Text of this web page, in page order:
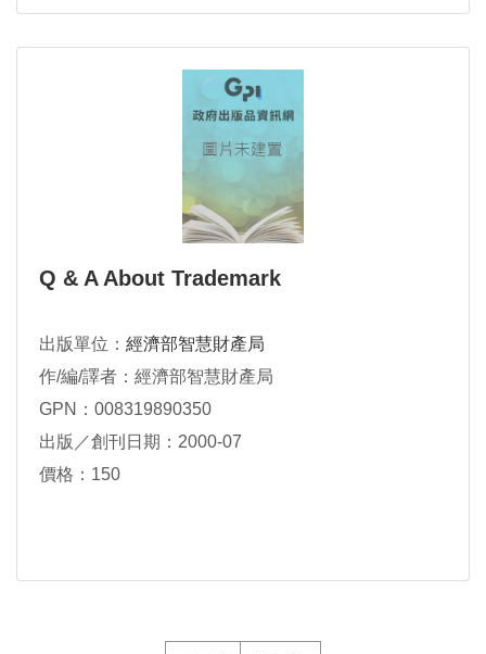
Q & A About Trademark
出版單位： 經濟部智慧財產局
作/編/譯者：經濟部智慧財產局
GPN：008319890350
出版／創刊日期：2000-07
價格：150